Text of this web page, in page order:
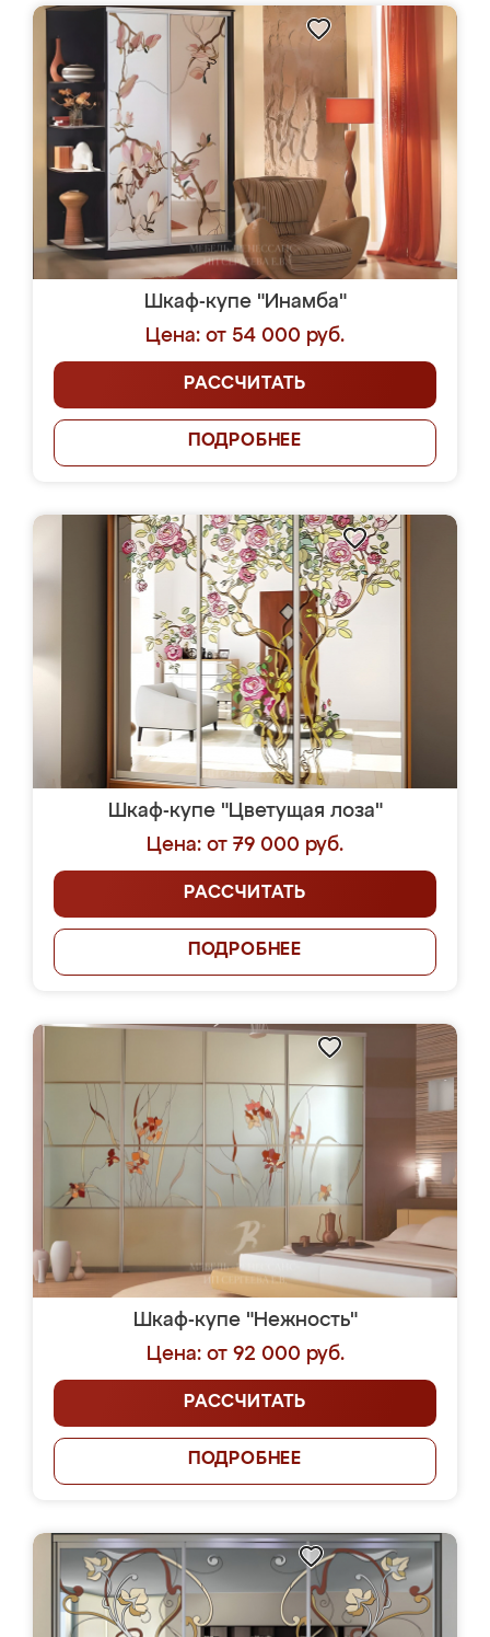
Шкаф-купе "Инамба"
Цена: от 54 000 руб.
РАССЧИТАТЬ
ПОДРОБНЕЕ
Шкаф-купе "Цветущая лоза"
Цена: от 79 000 руб.
РАССЧИТАТЬ
ПОДРОБНЕЕ
Шкаф-купе "Нежность"
Цена: от 92 000 руб.
РАССЧИТАТЬ
ПОДРОБНЕЕ